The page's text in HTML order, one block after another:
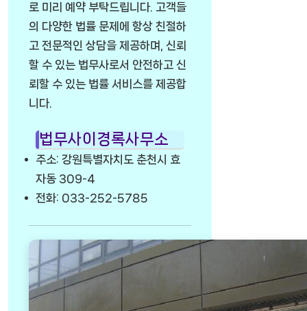
로 미리 예약 부탁드립니다. 고객들
의 다양한 법률 문제에 항상 친절하
고 전문적인 상담을 제공하며, 신뢰
할 수 있는 법무사로서 안전하고 신
뢰할 수 있는 법률 서비스를 제공합
니다.
법무사이경록사무소
주소: 강원특별자치도 춘천시 효
자동 309-4
전화: 033-252-5785